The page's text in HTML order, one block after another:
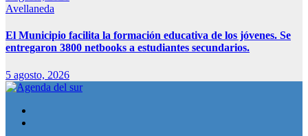
Avellaneda
El Municipio facilita la formación educativa de los jóvenes. Se
entregaron 3800 netbooks a estudiantes secundarios.
5 agosto, 2026